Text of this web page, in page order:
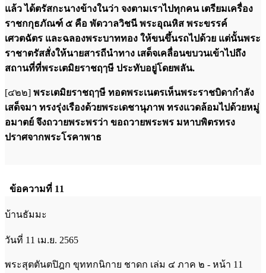
แล้ว ได้ตรัสกะนางข้างในว่า จงตามเราไปทุกคน เตรียมเครื่อง
ราชกกุธภัณฑ์ ๕ คือ พัดวาลวิชนี พระอุณหิส พระขรรค์
เศวตฉัตร และฉลองพระบาททอง ให้ขนขึ้นรถไปด้วย แต่นั้นพระ
ราชาตรัสสั่งให้นายสารถีนำทาง เสด็จเคลื่อนขบวนเข้าไปถึง
สถานที่ที่พระเตมิยราชฤๅษี ประทับอยู่โดยพลัน.
[๔๒๒] พระเตมิยราชฤๅษี ทอดพระเนตรเห็นพระราชบิดากำลัง
เสด็จมา ทรงรุ่งเรืองด้วยพระเดชานุภาพ ทรงแวดล้อมไปด้วยหมู่
อมาตย์ จึงถวายพระพรว่า ขอถวายพระพร มหาบพิตรทรง
ปราศจากพระโรคาพาธ
ข้อความที่ 11
บ้านธัมมะ
วันที่ 11 เม.ย. 2565
พระสุตตันตปิฎก ขุททกนิกาย ชาดก เล่ม ๔ ภาค ๒ - หน้า 11